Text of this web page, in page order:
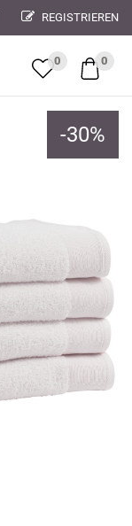
REGISTRIEREN
0 0
-30%